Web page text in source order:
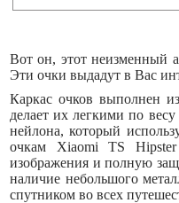
Вот он, этот неизменный
Эти очки выдадут в Вас
Каркас очков выполнен
делает их легкими по
нейлона, который
очкам Xiaomi TS Hipster
изображения и полную
наличие небольшого
спутником во всех